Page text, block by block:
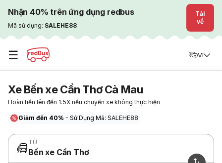
Nhận 40% trên ứng dụng redbus
Mã sử dụng: SALEHE88
Tải
về
☰ VI
Xe Bến xe Cần Thơ Cà Mau
Hoàn tiền lên đến 1.5X nếu chuyến xe không thực hiện
Giảm đến 40% - Sử Dụng Mã: SALEHE88
TỪ
Bến xe Cần Thơ